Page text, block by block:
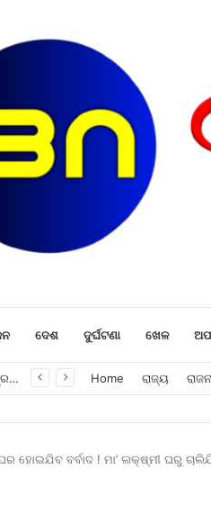
ଦେଶ ଦୁର୍ଘଟଣା ଖେଳ
ଖୁସି ଖବର : ବୈଷ୍ଣବ ଦେବୀ ଯାତ୍ରା କରୁଥିବା ଶ୍ରଦ୍ଧାଳୁମାନଙ୍କୁ ଫ୍ରୀରେ ମିଳିବ ଏହି ସବୁ ଖାସ ସୁବିଧା ଗୁଡିକ Home ରାଜ୍ୟ
ହୋଇଯିବ ବର୍ବାଦ ! ମା’ ଲକ୍ଷ୍ମୀ ଘରୁ